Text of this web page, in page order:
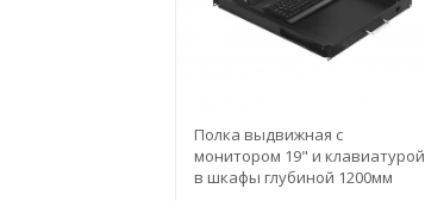
Полка выдвижная с
монитором 19" и клавиатурой
в шкафы глубиной 1200мм